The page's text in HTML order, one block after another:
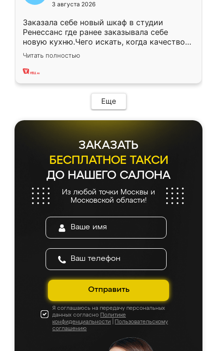
3 августа 2026
Заказала себе новый шкаф в студии
Ренессанс где ранее заказывала себе
новую кухню.Чего искать, когда качеством
вполне довольна. Служит кухня уже почти
два года, нареканий нет.
Читать полностью
Еще
ЗАКАЗАТЬ
БЕСПЛАТНОЕ ТАКСИ
ДО НАШЕГО САЛОНА
Из любой точки Москвы и
Московской области!
Отправить
Я соглашаюсь на передачу персональных
данных согласно Политике
конфиденциальности
Пользовательскому
соглашению